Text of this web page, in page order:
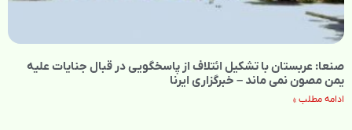
صنعا: عربستان با تشکیل ائتلاف‌ از پاسخگویی در قبال جنایات علیه
یمن مصون نمی‌ ماند – خبرگزاری ایرنا
ادامه مطلب »